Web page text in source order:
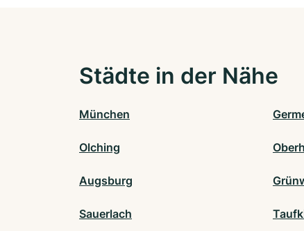
Städte in der Nähe
München
Olching
Augsburg
Sauerlach